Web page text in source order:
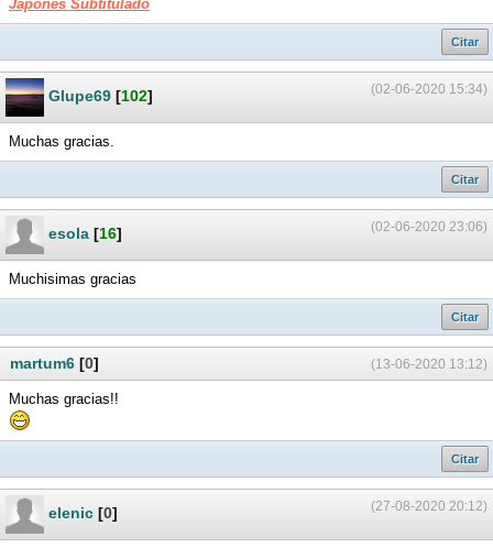
Japonés Subtitulado
Citar
(02-06-2020 15:34)
Glupe69 [102]
Muchas gracias.
Citar
(02-06-2020 23:06)
esola [16]
Muchisimas gracias
Citar
(13-06-2020 13:12)
martum6 [0]
Muchas gracias!!
Citar
(27-08-2020 20:12)
elenic [0]